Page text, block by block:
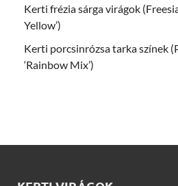
Kerti frézia sárga virágok
Yellow’)
Kerti porcsinrózsa tarka színek
‘Rainbow Mix’)